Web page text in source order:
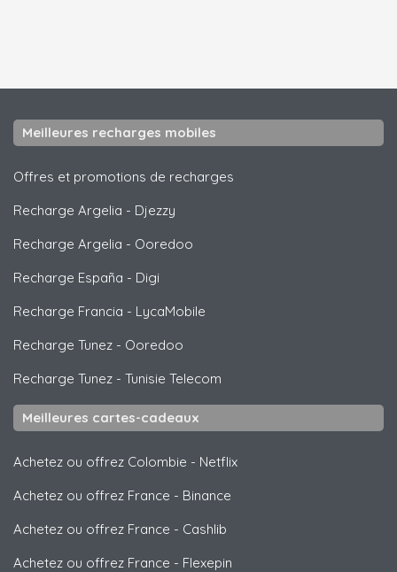
Meilleures recharges mobiles
Offres et promotions de recharges
Recharge Argelia - Djezzy
Recharge Argelia - Ooredoo
Recharge España - Digi
Recharge Francia - LycaMobile
Recharge Tunez - Ooredoo
Recharge Tunez - Tunisie Telecom
Meilleures cartes-cadeaux
Achetez ou offrez Colombie - Netflix
Achetez ou offrez France - Binance
Achetez ou offrez France - Cashlib
Achetez ou offrez France - Flexepin